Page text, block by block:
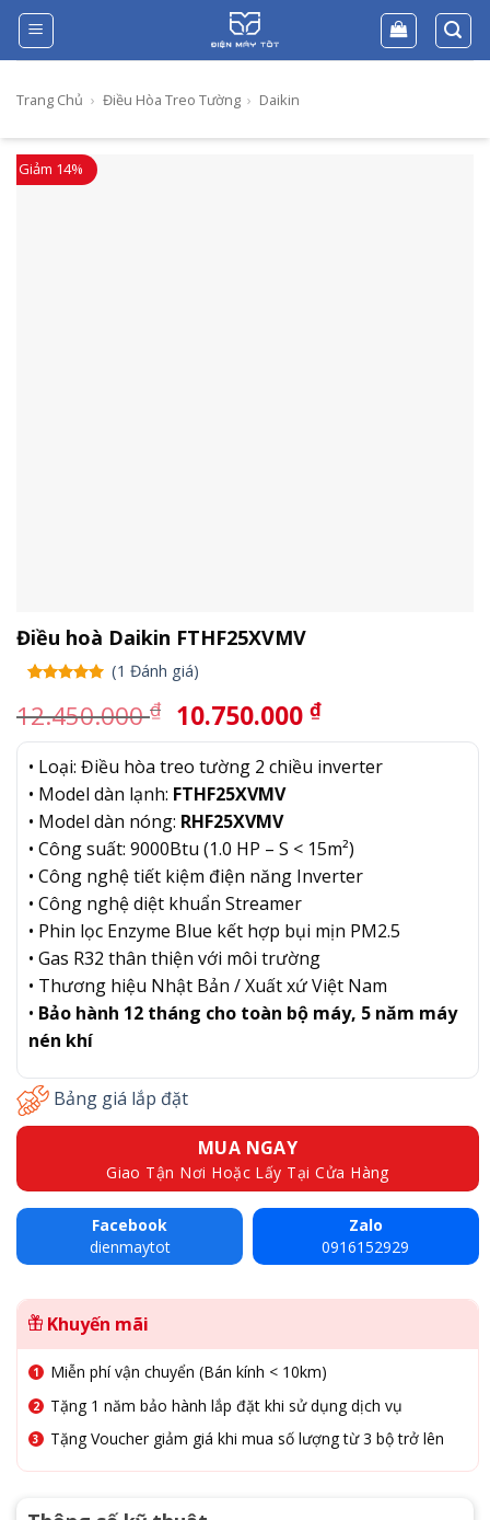
Skip
content
Trang Chủ › Điều Hòa Treo Tường › Daikin
Giảm 14%
Điều hoà Daikin FTHF25XVMV
5 dựa trên
(1 Đánh giá)
12.450.000₫ Giá
gốc
là:
12.450.000 ₫.
10.750.000 ₫Giá
hiện
tại
• Loại: Điều hòa treo tường 2 chiều inverter
• Model dàn lạnh: FTHF25XVMV
• Model dàn nóng: RHF25XVMV
• Công suất: 9000Btu (1.0 HP – S < 15m²)
• Công nghệ tiết kiệm điện năng Inverter
• Công nghệ diệt khuẩn Streamer
• Phin lọc Enzyme Blue kết hợp bụi mịn PM2.5
• Gas R32 thân thiện với môi trường
• Thương hiệu Nhật Bản / Xuất xứ Việt Nam
• Bảo hành 12 tháng cho toàn bộ máy, 5 năm máy
nén khí
Bảng giá lắp đặt
MUA NGAY
Giao Tận Nơi Hoặc Lấy Tại Cửa Hàng
Facebook
dienmaytot
Zalo
0916152929
Khuyến mãi
Miễn phí vận chuyển (Bán kính < 10km)
Tặng 1 năm bảo hành lắp đặt khi sử dụng dịch vụ
Tặng Voucher giảm giá khi mua số lượng từ 3 bộ trở lên